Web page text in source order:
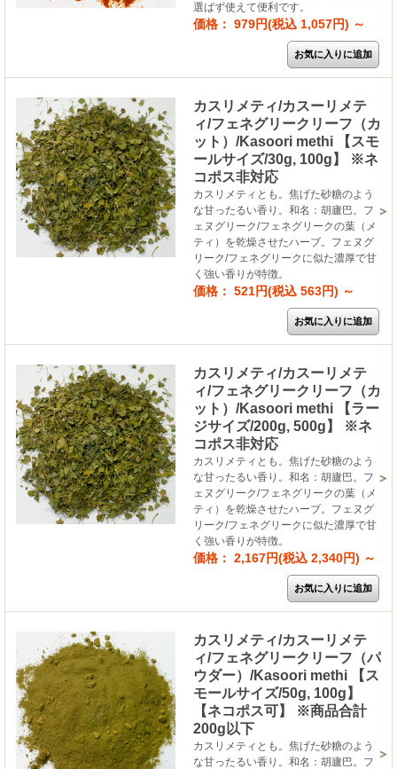
選ばず使えて便利です。
価格： 979円(税込 1,057円) ～
カスリメティ/カスーリメテ
ィ/フェネグリークリーフ（カ
ット）/Kasoori methi 【スモ
ールサイズ/30g, 100g】 ※ネ
コポス非対応
カスリメティとも。焦げた砂糖のよう
な甘ったるい香り。和名：胡廬巴。フ
ェヌグリーク/フェネグリークの葉（メ
ティ）を乾燥させたハーブ。フェヌグ
リーク/フェネグリークに似た濃厚で甘
く強い香りが特徴。
価格： 521円(税込 563円) ～
カスリメティ/カスーリメテ
ィ/フェネグリークリーフ（カ
ット）/Kasoori methi 【ラー
ジサイズ/200g, 500g】 ※ネ
コポス非対応
カスリメティとも。焦げた砂糖のよう
な甘ったるい香り。和名：胡廬巴。フ
ェヌグリーク/フェネグリークの葉（メ
ティ）を乾燥させたハーブ。フェヌグ
リーク/フェネグリークに似た濃厚で甘
く強い香りが特徴。
価格： 2,167円(税込 2,340円) ～
カスリメティ/カスーリメテ
ィ/フェネグリークリーフ（パ
ウダー）/Kasoori methi 【ス
モールサイズ/50g, 100g】
【ネコポス可】 ※商品合計
200g以下
カスリメティとも。焦げた砂糖のよう
な甘ったるい香り。和名：胡廬巴。フ